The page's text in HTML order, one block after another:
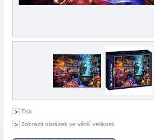
Tisk
Zobrazit obrázek ve větší velikosti